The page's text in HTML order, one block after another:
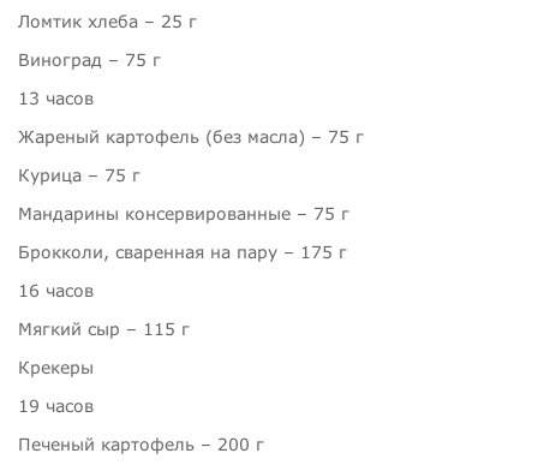
Ломтик хлеба – 25 г
Виноград – 75 г
13 часов
Жареный картофель (без масла) – 75 г
Курица – 75 г
Мандарины консервированные – 75 г
Брокколи, сваренная на пару – 175 г
16 часов
Мягкий сыр – 115 г
Крекеры
19 часов
Печеный картофель – 200 г